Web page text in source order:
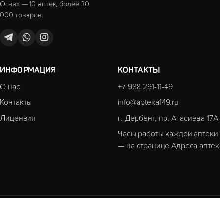
Огнях — 10 аптек, более 30
000 товаров.
ИНФОРМАЦИЯ
О нас
Контакты
Лицензия
КОНТАКТЫ
+7 988 291-11-49
info@apteka149.ru
г. Дербент, пр. Агасиева 17А
Часы работы каждой аптеки
— на странице Адреса аптек